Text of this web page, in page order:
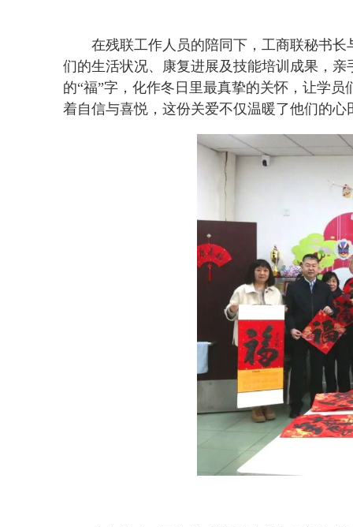
在残联工作人员的陪同下，工商联秘书
们的生活状况、康复进展及技能培训成果，
的“福”字，化作冬日里最真挚的关怀，让学
着自信与喜悦，这份关爱不仅温暖了他们的